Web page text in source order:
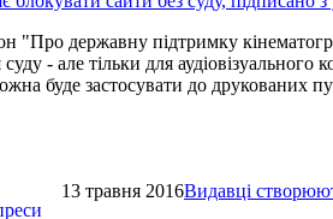
"Про державну підтримку
- але тільки для
буде застосувати до друкованих
13 травня 2016Видавці